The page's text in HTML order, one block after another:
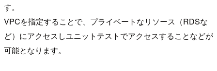
す。
VPCを指定することで、プライベートなリソース（RDSな
ど）にアクセスしユニットテストでアクセスすることなどが
可能となります。